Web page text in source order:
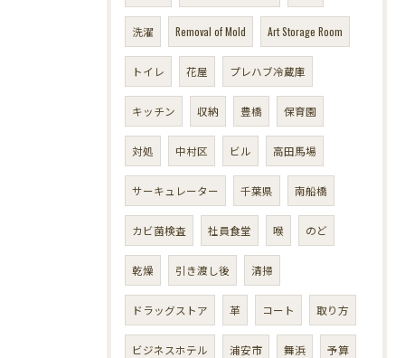
洗濯 Removal of Mold Art Storage Room
トイレ 花屋 プレハブ冷蔵庫
キッチン 収納 豊橋 保育園
対処 中村区 ビル 高田馬場
サーキュレーター 千葉県 南船橋
カビ菌検査 社員食堂 喉 のど
乾燥 引き渡し後 清掃
ドラッグストア 革 コート 取り方
ビジネスホテル 浦安市 舞浜 予算